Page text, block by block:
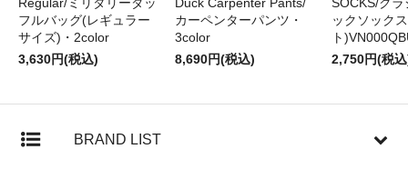
Regular/ミリタリーダッ
フルバッグ(レギュラー
サイズ)・2color
3,630円(税込)
Duck Carpenter Pants/
カーペンターパンツ・
3color
8,690円(税込)
SOCKS/ク
ックソック
ト
2,750円(税
BRAND LIST